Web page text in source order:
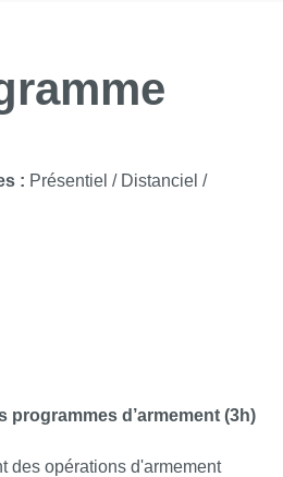
: Présentiel / Distanciel /
programmes d’armement (3h)
opérations d'armement